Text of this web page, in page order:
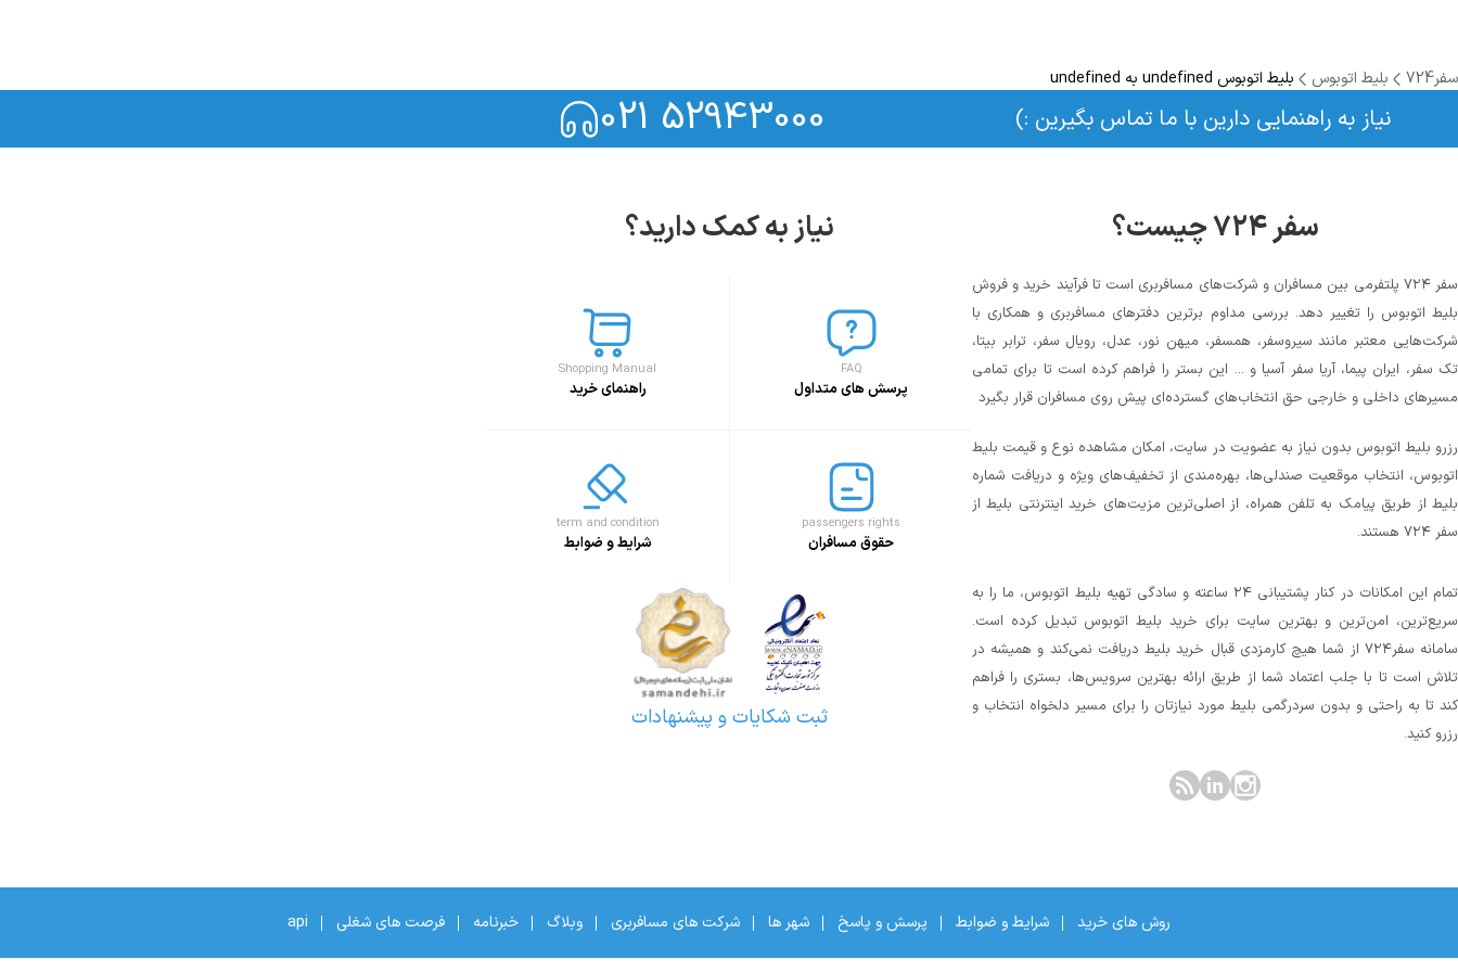
سفر724 بلیط اتوبوس بلیط اتوبوس undefined به undefined
نیاز به راهنمایی دارین با ما تماس بگیرین :) 021 52943000
سفر ۷۲۴ چیست؟
سفر ۷۲۴ پلتفرمی بین مسافران و شرکت‌های مسافربری است تا فرآیند خرید و فروش
بلیط اتوبوس را تغییر دهد. بررسی مداوم برترین دفترهای مسافربری و همکاری با
شرکت‌هایی معتبر مانند سیروسفر، همسفر، میهن‌ نور، عدل، رویال سفر، ترابر بیتا،
تک سفر، ایران پیما، آریا سفر آسیا و ... این بستر را فراهم کرده است تا برای تمامی
مسیرهای داخلی و خارجی حق انتخاب‌های گسترده‌ای پیش روی مسافران قرار بگیرد
رزرو بلیط اتوبوس بدون نیاز به عضویت در سایت، امکان مشاهده نوع و قیمت بلیط
اتوبوس، انتخاب موقعیت صندلی‌ها، بهره‌مندی از تخفیف‌های ویژه و دریافت شماره‌
بلیط از طریق پیامک به تلفن همراه، از اصلی‌ترین مزیت‌های خرید اینترنتی بلیط از
سفر ۷۲۴ هستند.
تمام این امکانات در کنار پشتیبانی‌ ۲۴ ساعته و سادگی تهیه بلیط اتوبوس، ما را به
سریع‌ترین، امن‌ترین و بهترین سایت برای خرید بلیط اتوبوس تبدیل کرده است.
سامانه سفر۷۲۴ از شما هیچ کارمزدی قبال خرید بلیط دریافت نمی‌کند و همیشه در
تلاش است تا با جلب اعتماد شما از طریق ارائه بهترین سرویس‌ها، بستری را فراهم
کند تا به راحتی و بدون سردرگمی بلیط مورد نیازتان را برای مسیر دلخواه انتخاب و
رزرو کنید.
نیاز به کمک دارید؟
FAQ
پرسش های متداول
Shopping Manual
راهنمای خرید
passengers rights
حقوق مسافران
term and condition
شرایط و ضوابط
ثبت شکایات و پیشنهادات
روش های خرید شرایط و ضوابط پرسش و پاسخ شهر ها شرکت های مسافربری وبلاگ خبرنامه فرصت های شغلی api